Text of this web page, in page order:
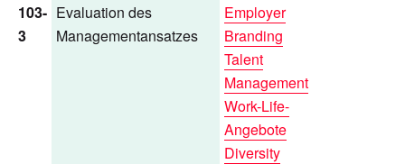
103-
3
Evaluation des
Managementansatzes
Employer
Branding
Talent
Management
Work-Life-
Angebote
Diversity